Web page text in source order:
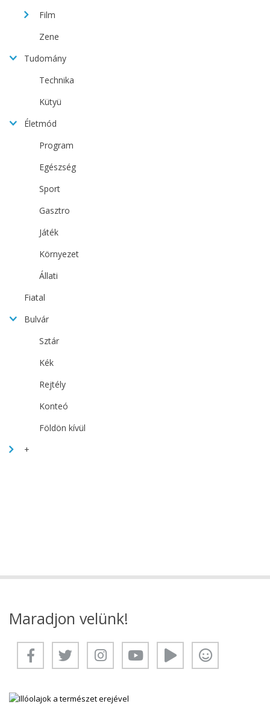
Film
Zene
Tudomány
Technika
Kütyü
Életmód
Program
Egészség
Sport
Gasztro
Játék
Környezet
Állati
Fiatal
Bulvár
Sztár
Kék
Rejtély
Konteó
Földön kívül
+
Maradjon velünk!